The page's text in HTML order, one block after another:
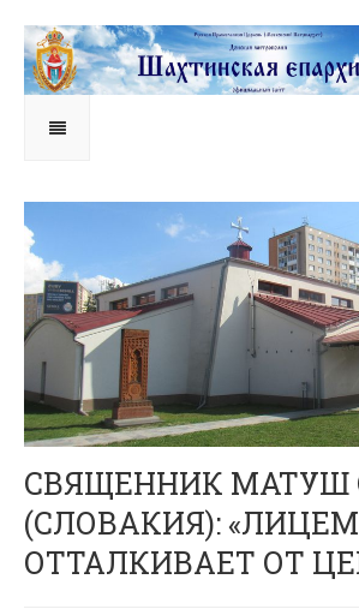
СВЯЩЕННИК
(СЛОВАКИЯ):
ОТТАЛКИВАЕТ ОТ